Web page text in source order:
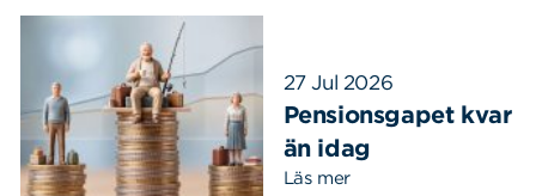
27 Jul 2026
Pensionsgapet kvar
än idag
Läs mer